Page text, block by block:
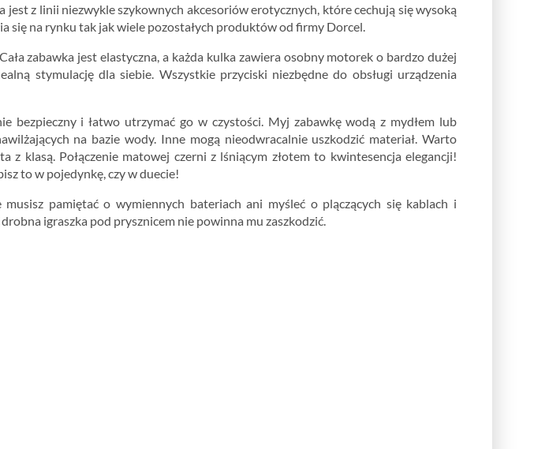
z linii niezwykle szykownych akcesoriów erotycznych, które cechują się wysoką
się na rynku tak jak wiele pozostałych produktów od firmy Dorcel.
zabawka jest elastyczna, a każda kulka zawiera osobny motorek o bardzo dużej
stymulację dla siebie. Wszystkie przyciski niezbędne do obsługi urządzenia
bezpieczny i łatwo utrzymać go w czystości. Myj zabawkę wodą z mydłem lub
na bazie wody. Inne mogą nieodwracalnie uszkodzić materiał. Warto
klasą. Połączenie matowej czerni z lśniącym złotem to kwintesencja elegancji!
to w pojedynkę, czy w duecie!
pamiętać o wymiennych bateriach ani myśleć o plączących się kablach i
igraszka pod prysznicem nie powinna mu zaszkodzić.